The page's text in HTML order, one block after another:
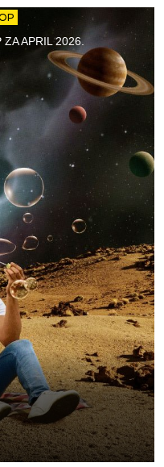
ZA APRIL 2026.